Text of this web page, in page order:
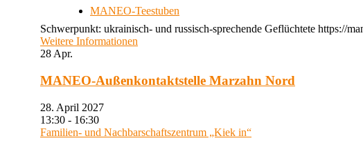
MANEO-Teestuben
Schwerpunkt: ukrainisch- und russisch-sprechende Geflüchtete https://
Weitere Informationen
28Apr.
MANEO-Außenkontaktstelle Marzahn Nord
28. April 2027
13:30 - 16:30
Familien- und Nachbarschaftszentrum „Kiek in“